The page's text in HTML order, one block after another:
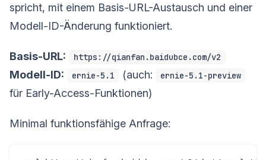
spricht, mit einem Basis-URL-Austausch und einer
Modell-ID-Änderung funktioniert.
Basis-URL: https://qianfan.baidubce.com/v2
Modell-ID: ernie-5.1 (auch: ernie-5.1-preview
für Early-Access-Funktionen)
Minimal funktionsfähige Anfrage: